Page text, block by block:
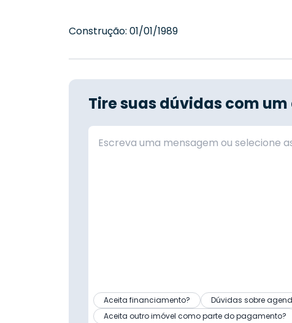
Construção: 01/01/1989
Tire suas dúvidas com
Aceita financiamento?
Dúvidas sobre
Aceita outro imóvel como parte do pagamento?